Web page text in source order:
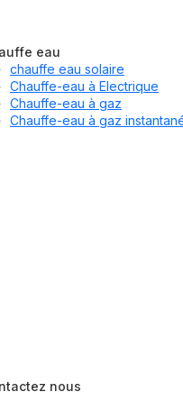
eau
chauffe eau solaire
Chauffe-eau à Electrique
Chauffe-eau à gaz
Chauffe-eau à gaz
nous